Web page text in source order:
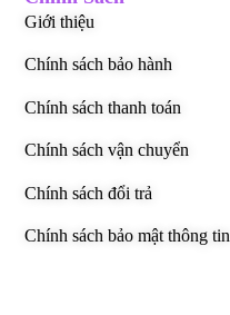
Giới thiệu
Chính sách bảo hành
Chính sách thanh toán
Chính sách vận chuyển
Chính sách đổi trả
Chính sách bảo mật thông tin